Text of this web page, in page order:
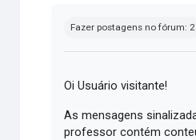
Fazer postagens no fórum: 2
Oi Usuário visitante!
As mensagens
professor contém